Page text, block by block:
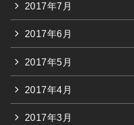
2017年7月
2017年6月
2017年5月
2017年4月
2017年3月